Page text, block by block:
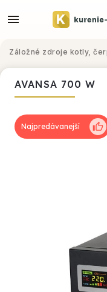
Záložné zdroje kotly,
AVANSA 700 W